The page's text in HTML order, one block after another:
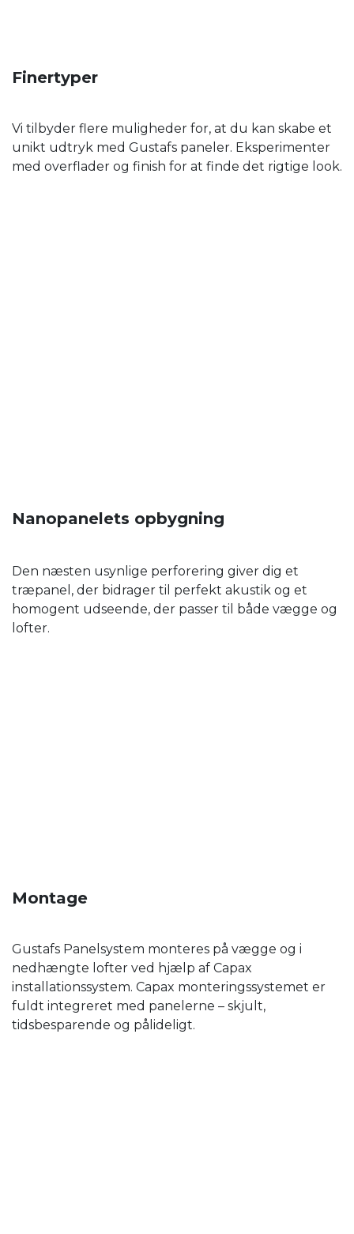
Finertyper
Vi tilbyder flere muligheder for, at du kan skabe et
unikt udtryk med Gustafs paneler. Eksperimenter
med overflader og finish for at finde det rigtige look.
Nanopanelets opbygning
Den næsten usynlige perforering giver dig et
træpanel, der bidrager til perfekt akustik og et
homogent udseende, der passer til både vægge og
lofter.
Montage
Gustafs Panelsystem monteres på vægge og i
nedhængte lofter ved hjælp af Capax
installationssystem. Capax monteringssystemet er
fuldt integreret med panelerne – skjult,
tidsbesparende og pålideligt.